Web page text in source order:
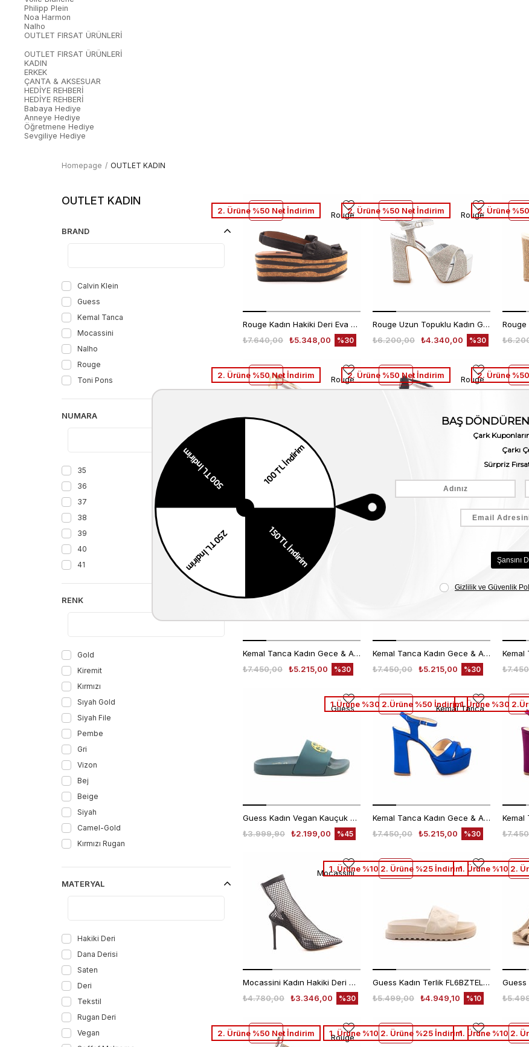
Philipp Plein
Noa Harmon
Nalho
OUTLET FIRSAT ÜRÜNLERİ
OUTLET FIRSAT ÜRÜNLERİ
KADIN
ERKEK
ÇANTA & AKSESUAR
HEDİYE REHBERİ
HEDİYE REHBERİ
Babaya Hediye
Anneye Hediye
Öğretmene Hediye
Sevgiliye Hediye
Homepage OUTLET KADIN
OUTLET KADIN
BRAND
Calvin Klein
Guess
Kemal Tanca
Mocassini
Nalho
Rouge
Toni Pons
NUMARA
35
36
37
38
39
40
41
RENK
Gold
Kiremit
Kırmızı
Sıyah Gold
Siyah File
Pembe
Gri
Vizon
Bej
Beige
Siyah
Camel-Gold
Kırmızı Rugan
Turquoise
Yeşil
Camel
Beyaz
Mor Saten
Sarı
Mavi
MATERYAL
Hakiki Deri
Dana Derisi
Saten
Deri
Tekstil
Rugan Deri
Vegan
Rouge Kadın Hakiki Deri Eva Taban Siyah Sandalet
₺5.348,00
₺7.640,00 %30
2. Ürüne %50 Net İndirim Rouge
Rouge Uzun Topuklu Kadın Gece & Abiye Ayakkabı 575
₺4.340,00
₺6.200,00 %30
2. Ürüne %50 Net İndirim Rouge2. Ürüne
₺7.640,00 %30
2. Ürüne %50 Net İndirim Rouge
₺7.640,00
2. Ürüne %50 Net İndirim Rouge2. Ürüne
Kemal Tanca Kadın Gece & Abiye Ayakkabı 360
₺5.215,00
₺7.450,00 %30
1.Ürüne %30 2.Ürüne %50 İndirimKemal Tanca
Kemal Tanca Kadın Gece & Abiye Ayakkabı 360
₺5.215,00
₺7.450,00 %30
1.Ürüne %30 2.Ürüne %50 İndirim
Guess Kadın Vegan Kauçuk Taban yeşil Terlik Terlik
₺2.199,00
₺3.999,90 %45
Guess
Kemal Tanca Kadın Gece & Abiye Ayakkabı 360
₺5.215,00
₺7.450,00 %30
1.Ürüne %30 2.Ürüne %50 İndirim
Kemal Tanca1.Ürüne %30
Mocassini Kadın Hakiki Deri Microlight Taban Siyah Günlük Bot
₺3.346,00
₺4.780,00 %30
Mocassini
Guess Kadın Terlik FL6BZTELE19
₺4.949,10
₺5.499,00 %10
1. Ürüne %10 2. Ürüne %25 İndirim1. Ürüne %10 2.
2. Ürüne %50 Net İndirim Rouge
1. Ürüne %10 2. Ürüne %25 İndirim1. Ürüne %10 2.